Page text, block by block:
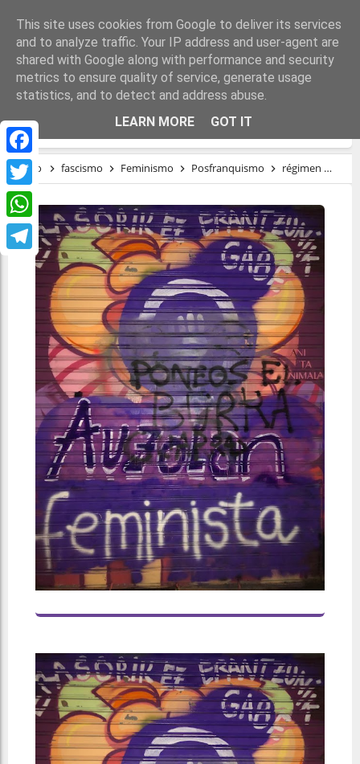
Facebook
Twitter
WhatsApp
Telegram
VISIBILIZAR EL FASCISMO
Inicio fascismo Feminismo Posfranquismo régimen
This site uses cookies from Google to deliver its services
and to analyze traffic. Your IP address and user-agent are
shared with Google along with performance and security
metrics to ensure quality of service, generate usage
statistics, and to detect and address abuse.
LEARN MORE
GOT IT